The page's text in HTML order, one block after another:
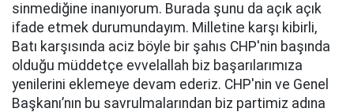
sinmediğine inanıyorum. Burada şunu da açık açık
ifade etmek durumundayım. Milletine karşı kibirli,
Batı karşısında aciz böyle bir şahıs CHP'nin başında
olduğu müddetçe evvelallah biz başarılarımıza
yenilerini eklemeye devam ederiz. CHP'nin ve Genel
Başkanı’nın bu savrulmalarından biz partimiz adına